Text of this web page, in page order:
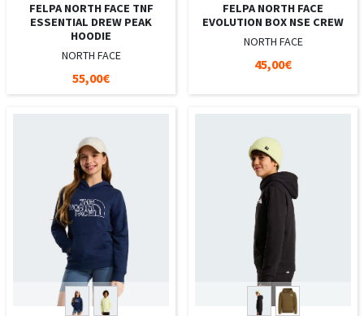
FELPA NORTH FACE TNF
ESSENTIAL DREW PEAK
HOODIE
NORTH FACE
55,00€
FELPA NORTH FACE
EVOLUTION BOX NSE CREW
NORTH FACE
45,00€